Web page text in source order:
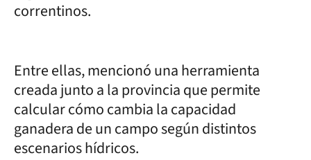
correntinos.
Entre ellas, mencionó una herramienta
creada junto a la provincia que permite
calcular cómo cambia la capacidad
ganadera de un campo según distintos
escenarios hídricos.